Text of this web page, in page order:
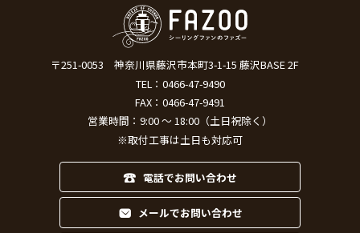
〒251-0053
神奈川県藤沢市本町3-1-15 藤沢BASE 2F
TEL： 0466-47-9490
FAX：0466-47-9491
営業時間：9:00 ～ 18:00（土日祝除く）
※取付工事は土日も対応可
電話でお問い合わせ
メールでお問い合わせ